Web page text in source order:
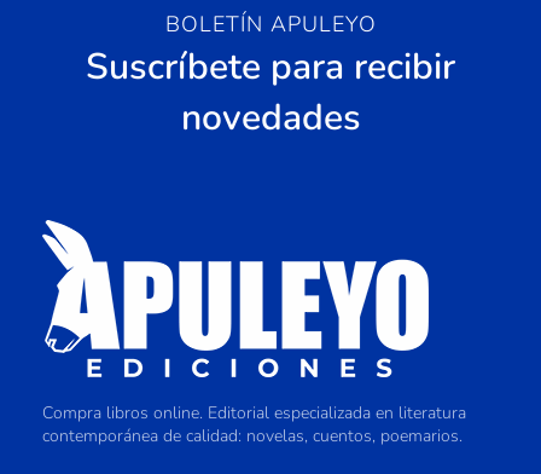
BOLETÍN APULEYO
Suscríbete para recibir
novedades
Compra libros online. Editorial especializada en literatura
contemporánea de calidad: novelas, cuentos, poemarios.